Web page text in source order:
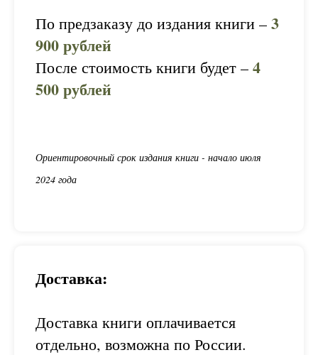
По предзаказу до издания книги – 3
900 рублей
После стоимость книги будет – 4
500 рублей
Ориентировочный срок издания книги - начало июля
2024 года
Доставка:
Доставка книги оплачивается
отдельно, возможна по России.